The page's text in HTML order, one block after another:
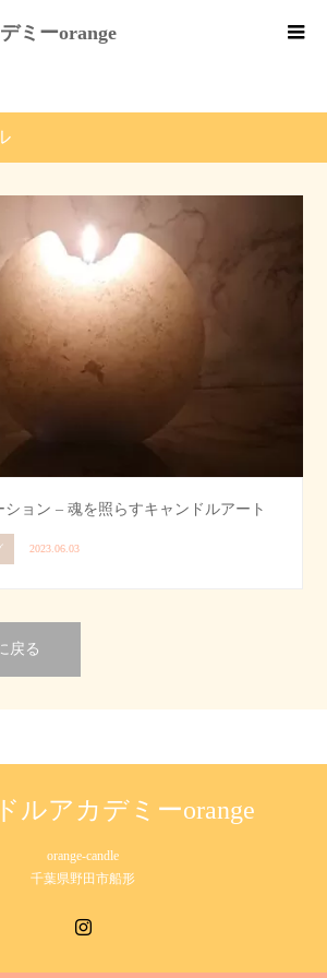
ミーorange
ョン – 魂を照らすキャンドルアート
2023.06.03
戻る
ルアカデミーorange
orange-candle
千葉県野田市船形